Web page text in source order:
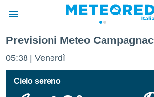
di
Previsioni Meteo Campagnac
05:38 Venerdì
Cielo sereno